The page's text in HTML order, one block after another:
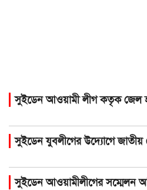
সুইডেন আওয়ামী লীগ কতৃক জেল
সুইডেন যুবলীগের উদ্যোগে
সুইডেন আওয়ামীলীগের সম্মেলন